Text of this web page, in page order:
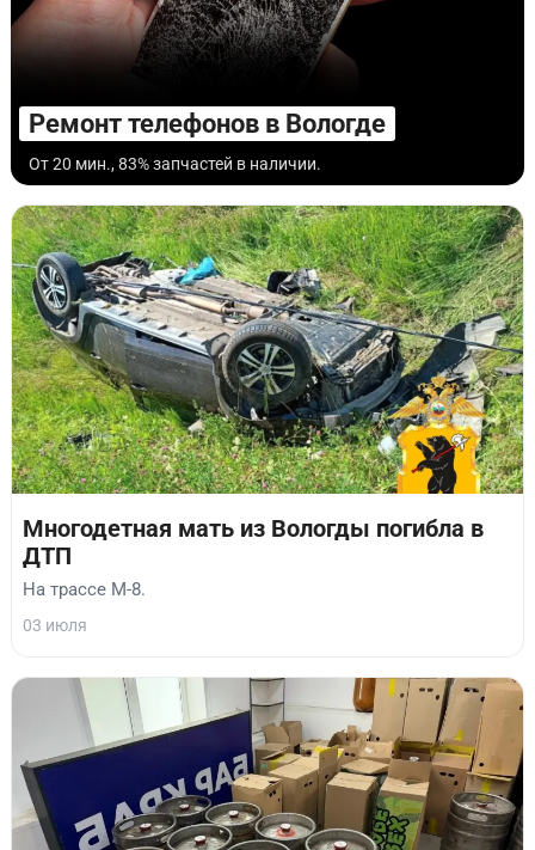
Ремонт телефонов в Вологде
От 20 мин., 83% запчастей в наличии.
Многодетная мать из Вологды погибла в
ДТП
На трассе М-8.
03 июля